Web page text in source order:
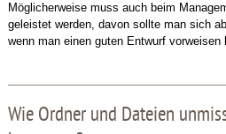
Möglicherweise muss auch beim
geleistet werden, davon sollte man sich
wenn man einen guten Entwurf vorweisen
Wie Ordner und Dateien